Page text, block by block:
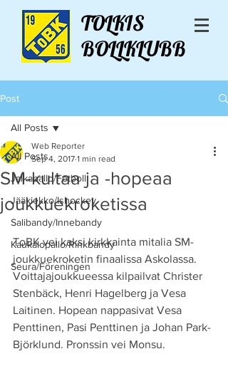
TOLKIS
BOLLKLUBB
Post
All Posts
Jalkapallo/Fotboll
Jääkiekko/Ishockey
Salibandy/Innebandy
Kaukalopallo/Rinkbandy
Seura/Föreningen
All Posts
SM-kultaa ja -hopeaa
joukkuekroketissa
Web Reporter
Sep 4, 2017 1 min read
ToBK vei kaksi kirkkainta mitalia SM-
joukkuekroketin finaalissa Askolassa.
Voittajajoukkueessa kilpailvat Christer
Stenbäck, Henri Hagelberg ja Vesa
Laitinen. Hopean nappasivat Vesa
Penttinen, Pasi Penttinen ja Johan Park-
Björklund. Pronssin vei Monsu.